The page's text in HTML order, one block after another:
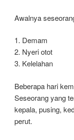
Awalnya
1. Demam
2. Nyeri otot
3. Kelelahan
Beberapa hari
Seseorang yang
kepala, pusing,
perut.